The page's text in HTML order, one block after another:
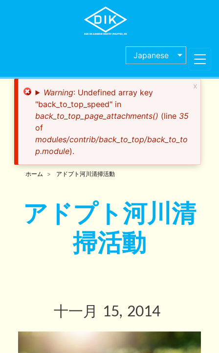
Japanese
Error
message
Warning: Undefined array key
"back_to_top_speed" in
back_to_top_page_attachments() (line 35
of
modules/contrib/back_to_top/back_to_to
p.module).
x
ホーム アドプト河川清掃活動
アドプト河川清
掃活動
十一月 15 2014